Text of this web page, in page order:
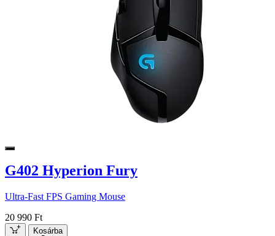
G402 Hyperion Fury
Ultra-Fast FPS Gaming Mouse
20 990 Ft
Kosárba